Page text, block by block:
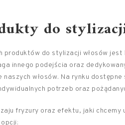
do
produktów do stylizacji włosów
innego podejścia oraz
naszych włosów. Na rynku
potrzeb oraz
fryzury oraz efektu, jaki chcemy